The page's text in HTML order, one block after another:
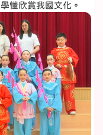
懂欣賞我國文化。